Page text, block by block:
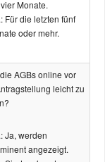
Monate.
Für die letzten fünf
oder mehr.
AGBs online vor
leicht zu
Ja, werden
angezeigt.